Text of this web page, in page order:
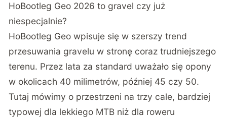
HoBootleg Geo 2026 to gravel czy już
niespecjalnie?
HoBootleg Geo wpisuje się w szerszy trend
przesuwania gravelu w stronę coraz trudniejszego
terenu. Przez lata za standard uważało się opony
w okolicach 40 milimetrów, później 45 czy 50.
Tutaj mówimy o przestrzeni na trzy cale, bardziej
typowej dla lekkiego MTB niż dla roweru